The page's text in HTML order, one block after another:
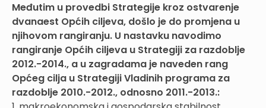
Međutim u provedbi Strategije kroz ostvarenje
dvanaest Općih ciljeva, došlo je do promjena u
njihovom rangiranju. U nastavku navodimo
rangiranje Općih ciljeva u Strategiji za razdoblje
2012.-2014., a u zagradama je naveden rang
Općeg cilja u Strategiji Vladinih programa za
razdoblje 2010.-2012., odnosno 2011.-2013.: